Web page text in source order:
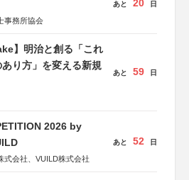
事務所協会
あと 20 日
】明治と創る「これ
り方」を変える新規
あと 59 日
2026 by
式会社、VUILD株式会社
あと 52 日